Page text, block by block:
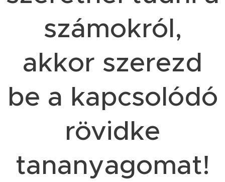
számokról,
akkor szerezd
be a kapcsolódó
rövidke
tananyagomat!